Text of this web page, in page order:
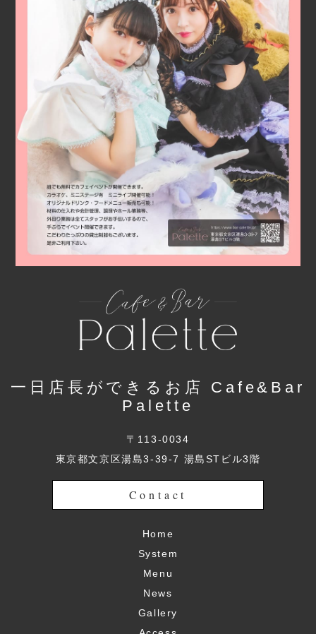
一日店長ができるお店 Cafe&Bar
Palette
〒113-0034
東京都文京区湯島3-39-7 湯島STビル3階
Contact
Home
System
Menu
News
Gallery